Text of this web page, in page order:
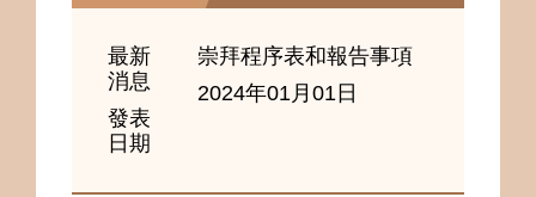
最新
消息
發表
日期
崇拜程序表和報告事項
2024年01月01日